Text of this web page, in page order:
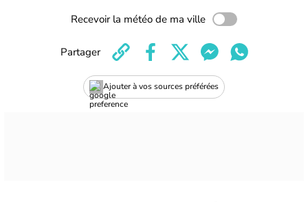
Recevoir la météo de ma ville
Ajouter à vos sources préférées
Partager